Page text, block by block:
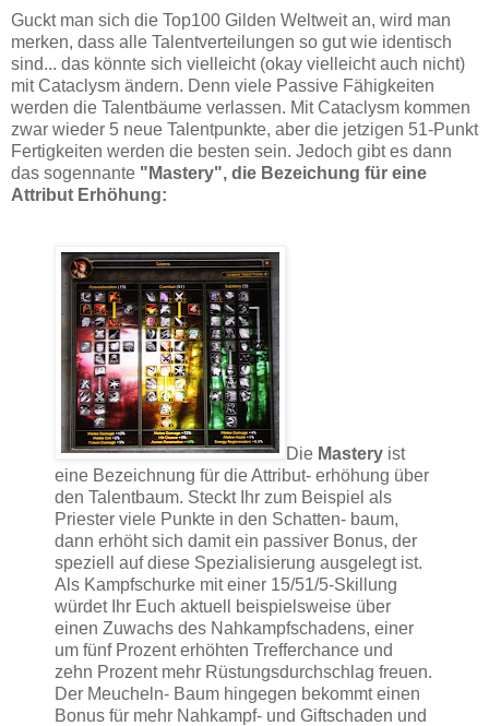
Guckt man sich die Top100 Gilden Weltweit an, wird man
merken, dass alle Talentverteilungen so gut wie identisch
sind... das könnte sich vielleicht (okay vielleicht auch nicht)
mit Cataclysm ändern. Denn viele Passive Fähigkeiten
werden die Talentbäume verlassen. Mit Cataclysm kommen
zwar wieder 5 neue Talentpunkte, aber die jetzigen 51-Punkt
Fertigkeiten werden die besten sein. Jedoch gibt es dann
das sogennante "Mastery", die Bezeichung für eine
Attribut Erhöhung:
Die Mastery ist
eine Bezeichnung für die Attribut- erhöhung über
den Talentbaum. Steckt Ihr zum Beispiel als
Priester viele Punkte in den Schatten- baum,
dann erhöht sich damit ein passiver Bonus, der
speziell auf diese Spezialisierung ausgelegt ist.
Als Kampfschurke mit einer 15/51/5-Skillung
würdet Ihr Euch aktuell beispielsweise über
einen Zuwachs des Nahkampfschadens, einer
um fünf Prozent erhöhten Trefferchance und
zehn Prozent mehr Rüstungsdurchschlag freuen.
Der Meucheln- Baum hingegen bekommt einen
Bonus für mehr Nahkampf- und Giftschaden und